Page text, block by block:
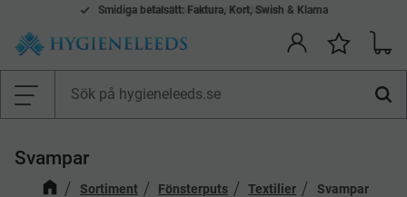
Meny
Mina önskelistor Produkter
Smidiga betalsätt: Faktura, Kort, Swish & Klarna
Svampar
Sortiment Fönsterputs Textilier Svampar